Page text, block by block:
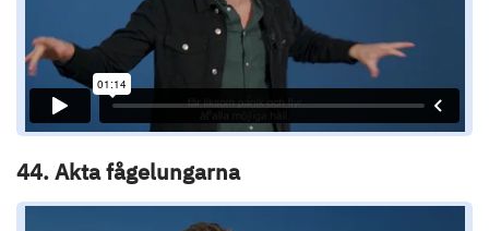
44. Akta fågelungarna